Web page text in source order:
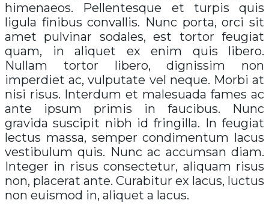
himenaeos. Pellentesque et turpis quis
ligula finibus convallis. Nunc porta, orci sit
amet pulvinar sodales, est tortor feugiat
quam, in aliquet ex enim quis libero.
Nullam tortor libero, dignissim non
imperdiet ac, vulputate vel neque. Morbi at
nisi risus. Interdum et malesuada fames ac
ante ipsum primis in faucibus. Nunc
gravida suscipit nibh id fringilla. In feugiat
lectus massa, semper condimentum lacus
vestibulum quis. Nunc ac accumsan diam.
Integer in risus consectetur, aliquam risus
non, placerat ante. Curabitur ex lacus, luctus
non euismod in, aliquet a lacus.